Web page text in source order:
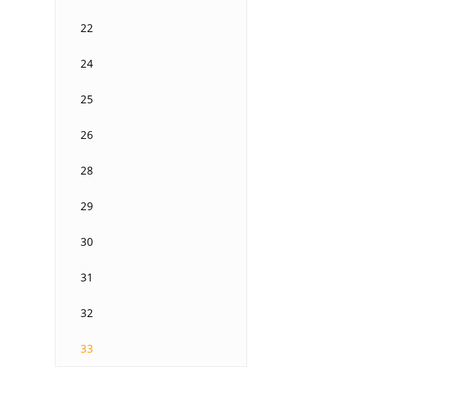
22
24
25
26
28
29
30
31
32
33